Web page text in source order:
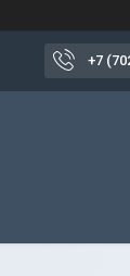
+7